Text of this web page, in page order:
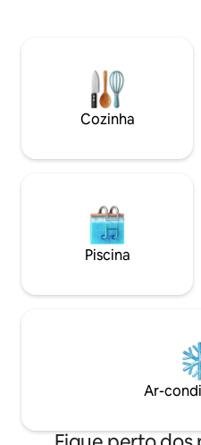
para sentar e saborear no
de cada dia, enquanto nossa
cozinha/bar de café/estação
convida refeições caseiras e
Cozinha
Piscina
Ar-